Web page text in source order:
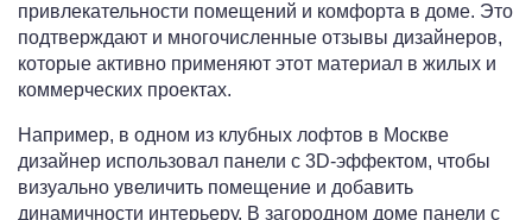
привлекательности помещений и комфорта в доме. Это
подтверждают и многочисленные отзывы дизайнеров,
которые активно применяют этот материал в жилых и
коммерческих проектах.
Например, в одном из клубных лофтов в Москве
дизайнер использовал панели с 3D-эффектом, чтобы
визуально увеличить помещение и добавить
динамичности интерьеру. В загородном доме панели с